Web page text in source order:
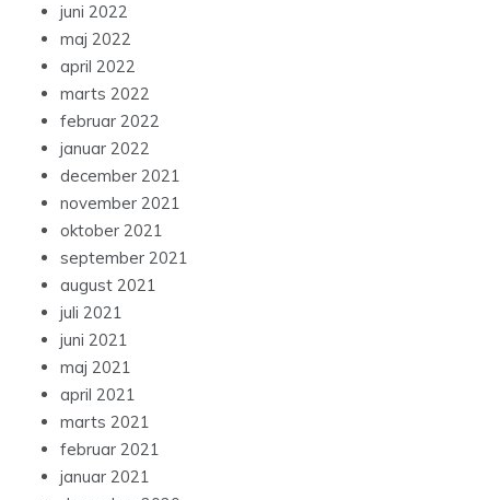
juni 2022
maj 2022
april 2022
marts 2022
februar 2022
januar 2022
december 2021
november 2021
oktober 2021
september 2021
august 2021
juli 2021
juni 2021
maj 2021
april 2021
marts 2021
februar 2021
januar 2021